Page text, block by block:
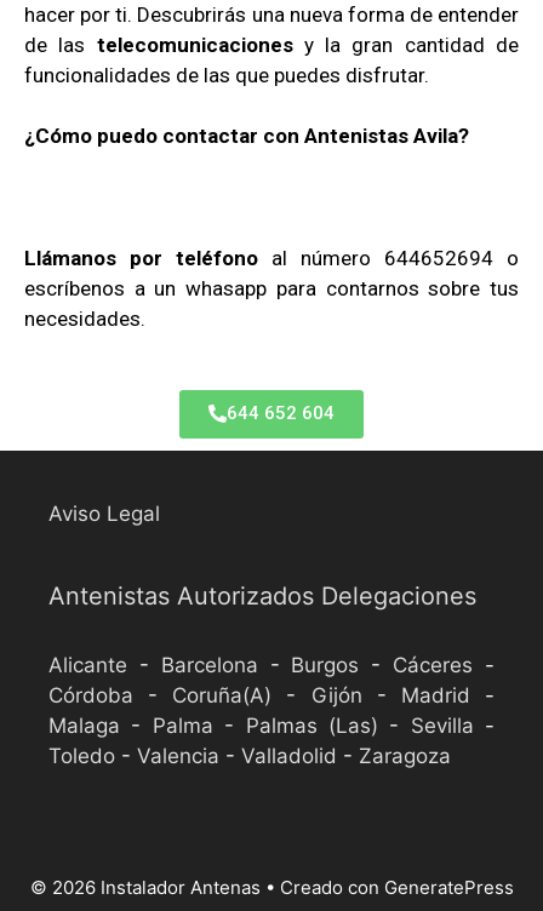
hacer por ti. Descubrirás una nueva forma de entender
de las telecomunicaciones y la gran cantidad de
funcionalidades de las que puedes disfrutar.
¿Cómo puedo contactar con Antenistas Avila?
Llámanos por teléfono al número 644652694 o
escríbenos a un whasapp para contarnos sobre tus
necesidades.
644 652 604
Aviso Legal
Antenistas Autorizados Delegaciones
Alicante - Barcelona - Burgos - Cáceres -
Córdoba - Coruña(A) - Gijón - Madrid -
Malaga - Palma - Palmas (Las) - Sevilla -
Toledo - Valencia - Valladolid - Zaragoza
© 2026 Instalador Antenas • Creado con GeneratePress